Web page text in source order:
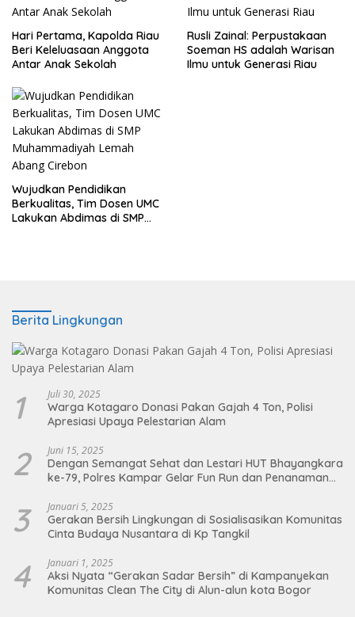
Hari Pertama, Kapolda Riau
Beri Keleluasaan Anggota
Antar Anak Sekolah
Rusli Zainal: Perpustakaan
Soeman HS adalah Warisan
Ilmu untuk Generasi Riau
Wujudkan Pendidikan
Berkualitas, Tim Dosen UMC
Lakukan Abdimas di SMP
Berita Lingkungan
1 Juli 30, 2025
Warga Kotagaro Donasi Pakan Gajah 4 Ton, Polisi
Apresiasi Upaya Pelestarian Alam
2 Juni 15, 2025
Dengan Semangat Sehat dan Lestari HUT Bhayangkara
ke-79, Polres Kampar Gelar Fun Run dan Penanaman
3 Januari 5, 2025
Gerakan Bersih Lingkungan di Sosialisasikan Komunitas
Cinta Budaya Nusantara di Kp Tangkil
4 Januari 1, 2025
Aksi Nyata “Gerakan Sadar Bersih” di Kampanyekan
Komunitas Clean The City di Alun-alun kota Bogor